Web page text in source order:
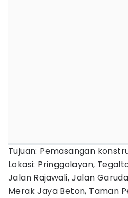
Tujuan: Pemasangan
Lokasi: Pringgolayan,
Jalan Rajawali, Jalan Garuda,
Merak Jaya Beton, Taman